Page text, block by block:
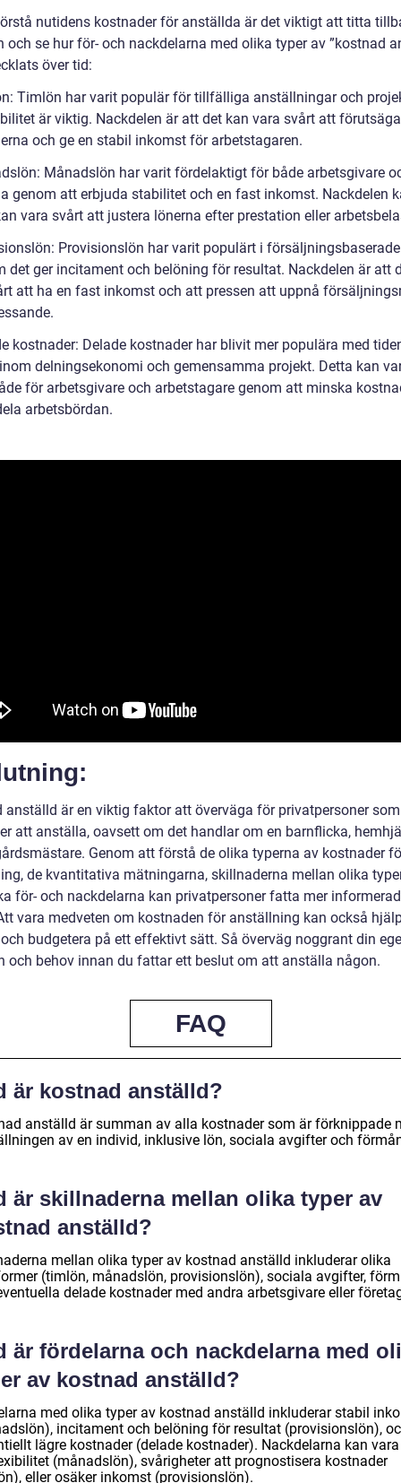
nutidens kostnader för anställda är det viktigt att titta
och se hur för- och nackdelarna med olika typer av ”kostnad
över tid:
Timlön har varit populär för tillfälliga anställningar och
är viktig. Nackdelen är att det kan vara svårt att förutsäga
och ge en stabil inkomst för arbetstagaren.
Månadslön har varit fördelaktigt för både arbetsgivare
genom att erbjuda stabilitet och en fast inkomst. Nackdelen
vara svårt att justera lönerna efter prestation eller
Provisionslön har varit populärt i
det ger incitament och belöning för resultat. Nackdelen är att
att ha en fast inkomst och att pressen att uppnå
kostnader: Delade kostnader har blivit mer populära med
delningsekonomi och gemensamma projekt. Detta kan
för arbetsgivare och arbetstagare genom att minska
arbetsbördan.
anställd är en viktig faktor att överväga för privatpersoner som
att anställa, oavsett om det handlar om en barnflicka,
Genom att förstå de olika typerna av kostnader
de kvantitativa mätningarna, skillnaderna mellan olika
för- och nackdelarna kan privatpersoner fatta mer
vara medveten om kostnaden för anställning kan också
budgetera på ett effektivt sätt. Så överväg noggrant din
och behov innan du fattar ett beslut om att anställa någon.
FAQ
är kostnad anställd?
anställd är summan av alla kostnader som är förknippade
av en individ, inklusive lön, sociala avgifter och
är skillnaderna mellan olika typer av
anställd?
mellan olika typer av kostnad anställd inkluderar olika
(timlön, månadslön, provisionslön), sociala avgifter,
delade kostnader med andra arbetsgivare eller
är fördelarna och nackdelarna med
av kostnad anställd?
med olika typer av kostnad anställd inkluderar stabil
incitament och belöning för resultat (provisionslön),
lägre kostnader (delade kostnader). Nackdelarna kan
(månadslön), svårigheter att prognostisera kostnader
eller osäker inkomst (provisionslön).